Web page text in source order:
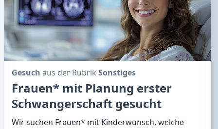
Gesuch aus der Rubrik Sonstiges
Frauen* mit Planung erster
Schwangerschaft gesucht
Wir suchen Frauen* mit Kinderwunsch, welche